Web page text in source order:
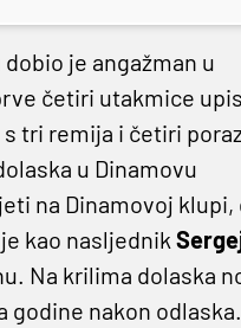
je angažman u
četiri utakmice
tri remija i četiri
u Dinamovu
na Dinamovoj klupi,
kao nasljednik
Na krilima dolaska
godine nakon